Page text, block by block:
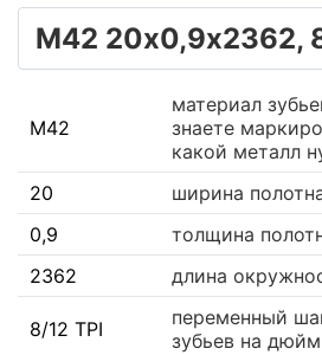
М42 20х0,9х2362,
М42
материал
знаете
какой металл
20
ширина
0,9
толщина
2362
длина
8/12 TPI
переменный
зубьев на